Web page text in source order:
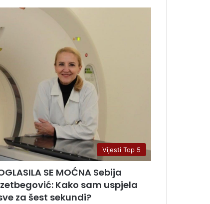
Vijesti Top 5
SE MOĆNA Sebija
Kako sam uspjela
za šest sekundi?